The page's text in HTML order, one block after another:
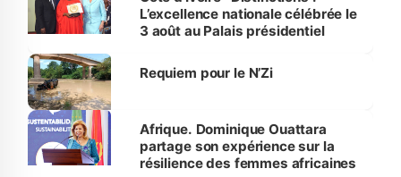
L’excellence nationale célébrée le
3 août au Palais présidentiel
Requiem pour le N’Zi
Afrique. Dominique Ouattara
partage son expérience sur la
résilience des femmes africaines